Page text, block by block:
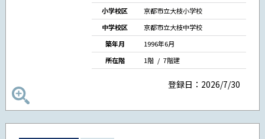
小学校区
京都市立大枝小学校
中学校区
京都市立大枝中学校
築年月
1996年6月
所在階
1階 / 7階建
登録日：2026/7/30